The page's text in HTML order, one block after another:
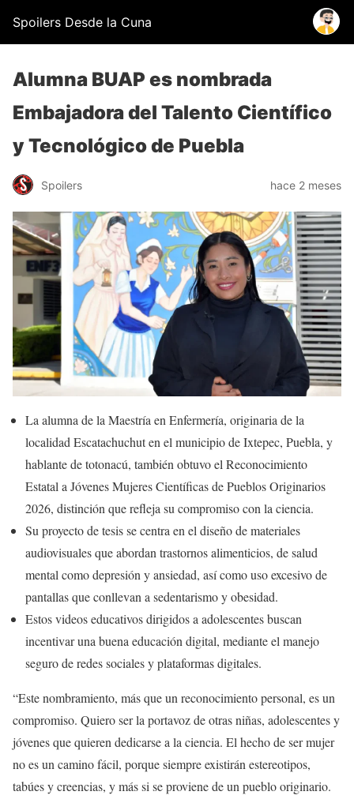
Spoilers Desde la Cuna
Alumna BUAP es nombrada
Embajadora del Talento Científico
y Tecnológico de Puebla
Spoilers hace 2 meses
La alumna de la Maestría en Enfermería, originaria de la
localidad Escatachuchut en el municipio de Ixtepec, Puebla, y
hablante de totonacú, también obtuvo el Reconocimiento
Estatal a Jóvenes Mujeres Científicas de Pueblos Originarios
2026, distinción que refleja su compromiso con la ciencia.
Su proyecto de tesis se centra en el diseño de materiales
audiovisuales que abordan trastornos alimenticios, de salud
mental como depresión y ansiedad, así como uso excesivo de
pantallas que conllevan a sedentarismo y obesidad.
Estos videos educativos dirigidos a adolescentes buscan
incentivar una buena educación digital, mediante el manejo
seguro de redes sociales y plataformas digitales.
“Este nombramiento, más que un reconocimiento personal, es un
compromiso. Quiero ser la portavoz de otras niñas, adolescentes y
jóvenes que quieren dedicarse a la ciencia. El hecho de ser mujer
no es un camino fácil, porque siempre existirán estereotipos,
tabúes y creencias, y más si se proviene de un pueblo originario.